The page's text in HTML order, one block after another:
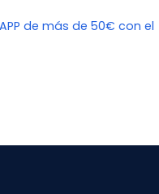
de más de 50€ con el